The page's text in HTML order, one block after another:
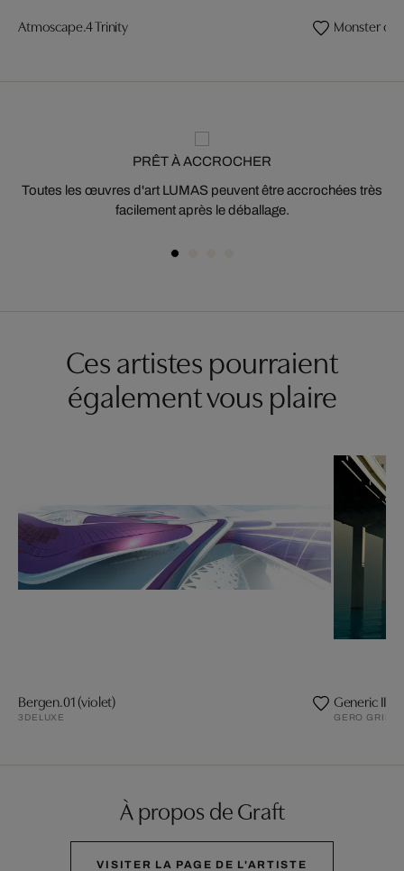
Atmoscape.4 Trinity Monster of
PRÊT À ACCROCHER
Toutes les œuvres d'art LUMAS peuvent être accrochées très
facilement après le déballage.
Ces artistes pourraient
également vous plaire
Bergen.01 (violet)
3DELUXE
Generic II
GERO GRIES
À propos de Graft
VISITER LA PAGE DE L'ARTISTE